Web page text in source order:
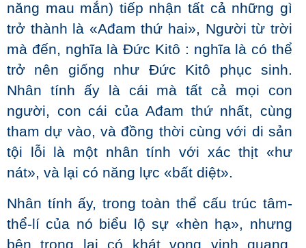
năng mau mắn) tiếp nhận tất cả những gì
trở thành là «Ađam thứ hai», Người từ trời
mà đến, nghĩa là Đức Kitô : nghĩa là có thể
trở nên giống như Đức Kitô phục sinh.
Nhân tính ấy là cái mà tất cả mọi con
người, con cái của Ađam thứ nhất, cùng
tham dự vào, và đồng thời cùng với di sản
tội lỗi là một nhân tính với xác thịt «hư
nát», và lại có năng lực «bất diệt».
Nhân tính ấy, trong toàn thể cấu trúc tâm-
thể-lí của nó biểu lộ sự «hèn hạ», nhưng
bên trong lại có khát vọng vinh quang,